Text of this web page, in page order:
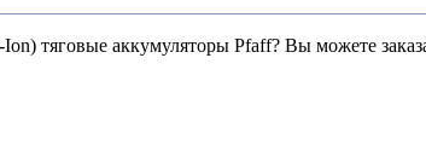
тяговые аккумуляторы Pfaff? Вы можете